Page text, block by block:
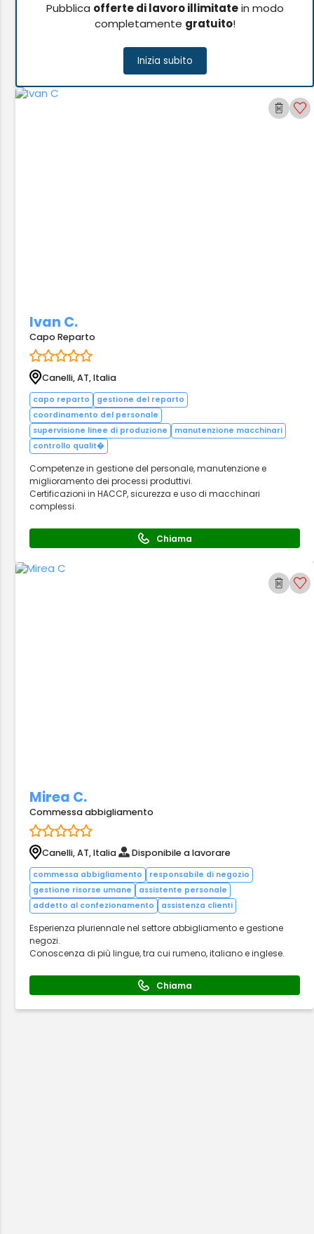
Pubblica offerte di lavoro illimitatein modo
completamente gratuito!
Inizia subito
Ivan C.
Capo Reparto
Canelli, AT, Italia
capo reparto
gestione del reparto
coordinamento del personale
supervisione linee di produzione
manutenzione macchinari
controllo qualit�
Competenze in gestione del personale, manutenzione e
miglioramento dei processi produttivi.
Certificazioni in HACCP, sicurezza e uso di macchinari
complessi.
Chiama
Mirea C.
Commessa abbigliamento
Canelli, AT, Italia Disponibile a lavorare
commessa abbigliamento
responsabile di negozio
gestione risorse umane
assistente personale
addetto al confezionamento
assistenza clienti
Esperienza pluriennale nel settore abbigliamento e gestione
negozi.
Conoscenza di più lingue, tra cui rumeno, italiano e inglese.
Chiama